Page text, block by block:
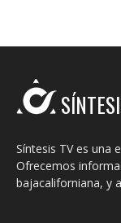
Síntesis TV es una
Ofrecemos
bajacaliforniana, y